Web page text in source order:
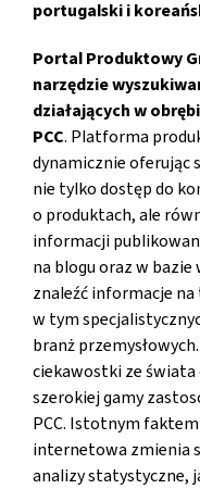
portugalski i
Portal Produktowy
narzędzie
działających w
PCC. Platforma
dynamicznie oferując
nie tylko dostęp do
o produktach, ale
informacji
na blogu oraz w bazie
znaleźć informacje
w tym
branż
ciekawostki ze świata
szerokiej gamy
PCC. Istotnym
internetowa zmienia
analizy statystyczne,